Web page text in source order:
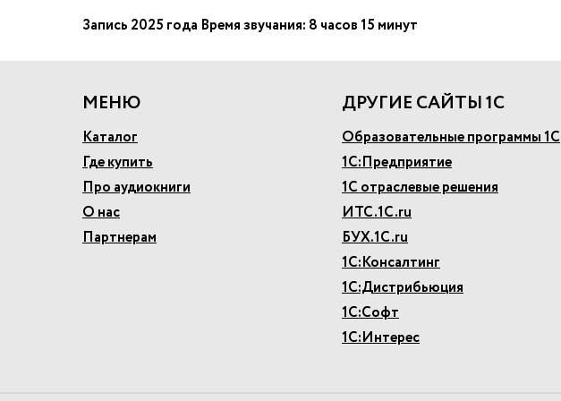
Запись 2025 года Время звучания: 8 часов 15 минут
МЕНЮ
Каталог
Где купить
Про аудиокниги
О нас
Партнерам
ДРУГИЕ САЙТЫ 1С
Образовательные программы 1С
1С:Предприятие
1С отраслевые решения
ИТС.1С.ru
БУХ.1С.ru
1С:Консалтинг
1С:Дистрибьюция
1С:Софт
1С:Интерес